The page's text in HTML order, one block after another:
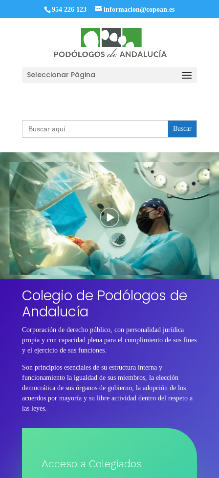
954 226 123 informacion@copoan.es
Seleccionar Página
Buscar:
Colegio de Podólogos de
Andalucía
Corporación de derecho público, con personalidad jurídica
propia y con capacidad plena para el cumplimiento de sus fines
y el ejercicio de sus funciones.
Son principios esenciales de su estructura interna y
funcionamiento la igualdad de sus miembros, la elección
democrática de sus órganos de gobierno, la adopción de los
acuerdos por mayoría y su libre actividad dentro del respeto a
las leyes.
Acceso a Colegiados